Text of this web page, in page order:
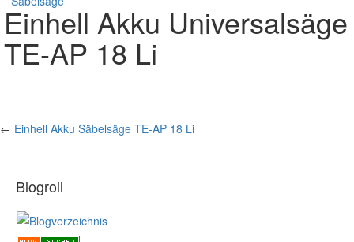
Einhell Akku Universalsäge
TE-AP 18 Li
← Einhell Akku Säbelsäge TE-AP 18 Li
Blogroll